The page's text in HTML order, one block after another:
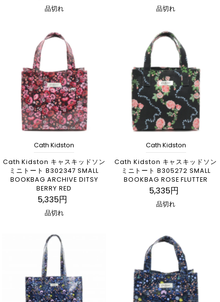
品切れ 品切れ
Cath Kidston
Cath Kidston キャスキッドソン
ミニトート B302347 SMALL
BOOKBAG ARCHIVE DITSY
BERRY RED
5,335円
品切れ
Cath Kidston
Cath Kidston キャスキッドソン
ミニトート B305272 SMALL
BOOKBAG ROSE FLUTTER
5,335円
品切れ